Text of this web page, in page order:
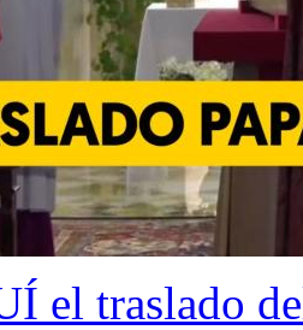
el traslado